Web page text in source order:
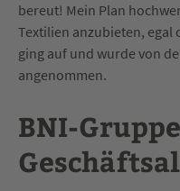
bereut! Mein Plan
Textilien anzubieten, egal
ging auf und wurde von
angenommen.
BNI-